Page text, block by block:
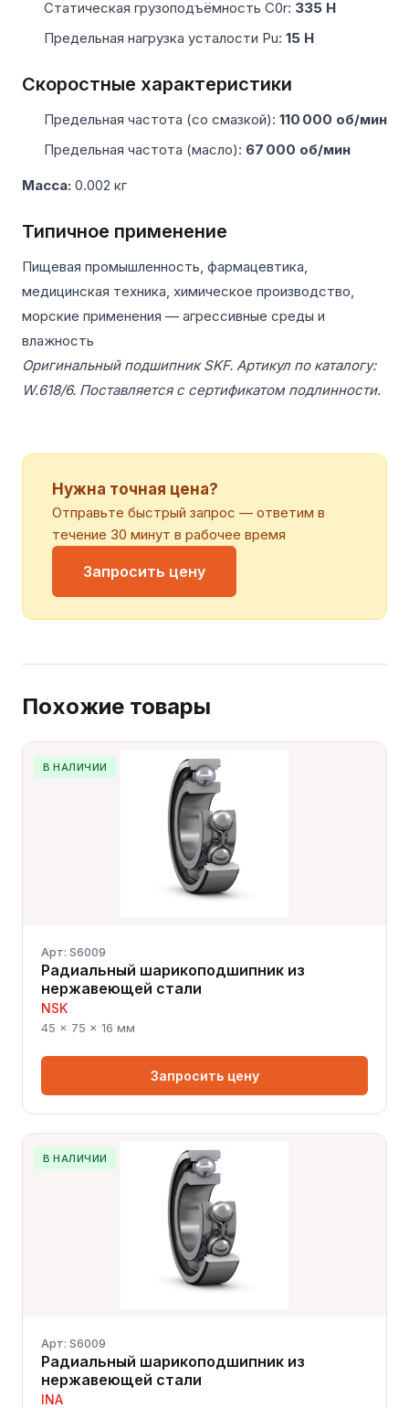
Статическая грузоподъёмность C0r: 335 Н
Предельная нагрузка усталости Pu: 15 Н
Скоростные характеристики
Предельная частота (со смазкой): 110 000 об/мин
Предельная частота (масло): 67 000 об/мин
Масса: 0.002 кг
Типичное применение
Пищевая промышленность, фармацевтика,
медицинская техника, химическое производство,
морские применения — агрессивные среды и
влажность
Оригинальный подшипник SKF. Артикул по каталогу:
W.618/6. Поставляется с сертификатом подлинности.
Нужна точная цена?
Отправьте быстрый запрос — ответим в
течение 30 минут в рабочее время
Запросить цену
Похожие товары
В НАЛИЧИИ
Арт: S6009
Радиальный шарикоподшипник из
нержавеющей стали
NSK
45 × 75 × 16 мм
Запросить цену
В НАЛИЧИИ
Арт: S6009
Радиальный шарикоподшипник из
нержавеющей стали
INA